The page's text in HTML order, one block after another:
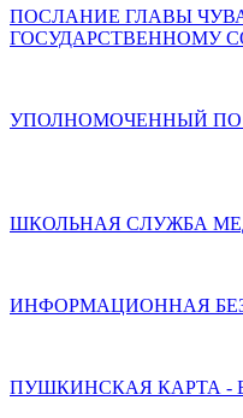
ПОСЛАНИЕ ГЛАВЫ
ГОСУДАРСТВЕННОМУ
УПОЛНОМОЧЕННЫЙ ПО
ШКОЛЬНАЯ СЛУЖБА
ИНФОРМАЦИОННАЯ
ПУШКИНСКАЯ КАРТА -